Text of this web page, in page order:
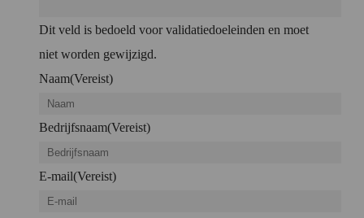
Dit veld is bedoeld voor validatiedoeleinden en moet
niet worden gewijzigd.
Naam(Vereist)
Bedrijfsnaam(Vereist)
E-mail(Vereist)